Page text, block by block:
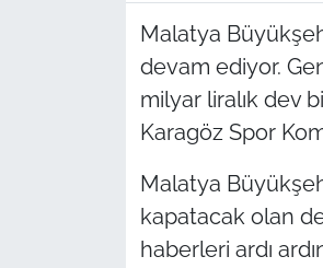
Malatya
devam ediyor.
milyar liralık dev
Karagöz Spor
Malatya
kapatacak olan
haberleri ardı